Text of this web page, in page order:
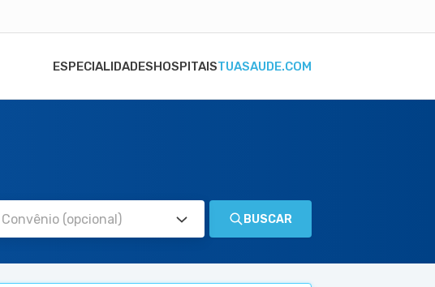
ESPECIALIDADESHOSPITAISTUASAUDE.COM
BUSCAR